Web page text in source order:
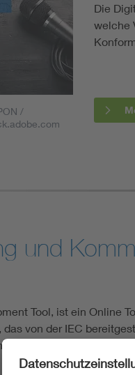
/
Die
welche
und
Tool, ist ein Online
von der IEC
die Kommentierung